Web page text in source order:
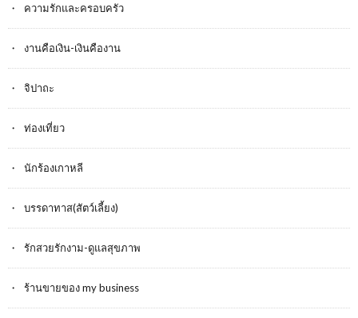
ความรักและครอบครัว
งานคือเงิน-เงินคืองาน
จิปาถะ
ท่องเที่ยว
นักร้องเกาหลี
บรรดาทาส(สัตว์เลี้ยง)
รักสวยรักงาม-ดูแลสุขภาพ
ร้านขายของ my business